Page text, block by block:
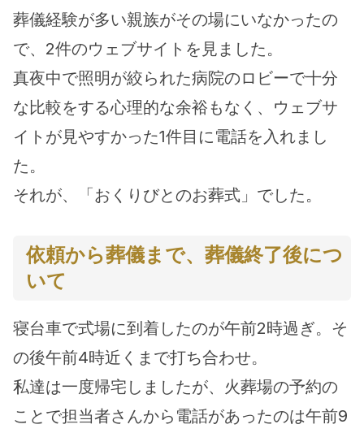
葬儀経験が多い親族がその場にいなかったの
で、2件のウェブサイトを見ました。
真夜中で照明が絞られた病院のロビーで十分
な比較をする心理的な余裕もなく、ウェブサ
イトが見やすかった1件目に電話を入れまし
た。
それが、「おくりびとのお葬式」でした。
依頼から葬儀まで、葬儀終了後につ
いて
寝台車で式場に到着したのが午前2時過ぎ。そ
の後午前4時近くまで打ち合わせ。
私達は一度帰宅しましたが、火葬場の予約の
ことで担当者さんから電話があったのは午前9